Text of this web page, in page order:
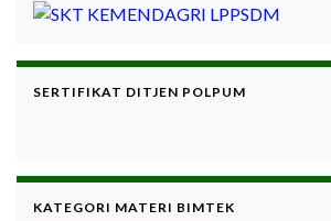
SERTIFIKAT DITJEN POLPUM
KATEGORI MATERI BIMTEK